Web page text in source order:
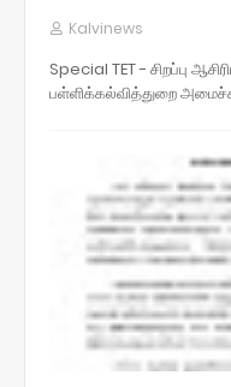
Kalvinews
Special TET - சிறப்பு
பள்ளிக்கல்வித்துறை